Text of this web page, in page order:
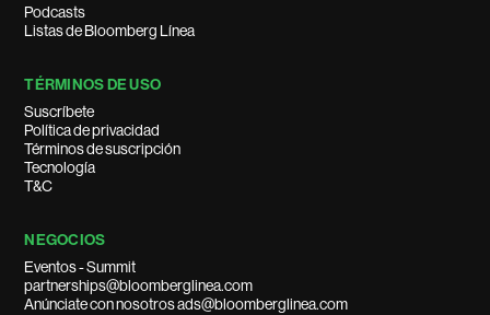
Podcasts
Listas de Bloomberg Línea
TÉRMINOS DE USO
Suscríbete
Política de privacidad
Términos de suscripción
Tecnología
T&C
NEGOCIOS
Eventos - Summit
partnerships@bloomberglinea.com
Anúnciate con nosotros ads@bloomberglinea.com